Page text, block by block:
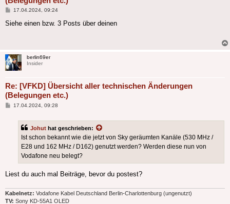
Beitrag
17.04.2024, 09:24
Siehe einen bzw. 3 Posts über deinen
berlin69er
Insider
Re: [VFKD] Übersicht aller technischen Änderungen
(Belegungen etc.)
Beitrag
17.04.2024, 09:28
Johut hat geschrieben:
Ist schon bekannt wie die jetzt von Sky geräumten Kanäle (530 MHz /
E28 und 162 MHz / D162) genutzt werden? Werden diese nun von
Vodafone neu belegt?
Liest du auch mal Beiträge, bevor du postest?
Kabelnetz: Vodafone Kabel Deutschland Berlin-Charlottenburg (ungenutzt)
TV: Sony KD-55A1 OLED